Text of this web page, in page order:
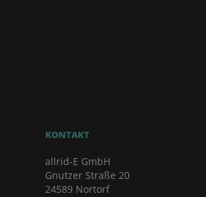
KONTAKT
allrid-E GmbH
Gnutzer Straße 20
24589 Nortorf